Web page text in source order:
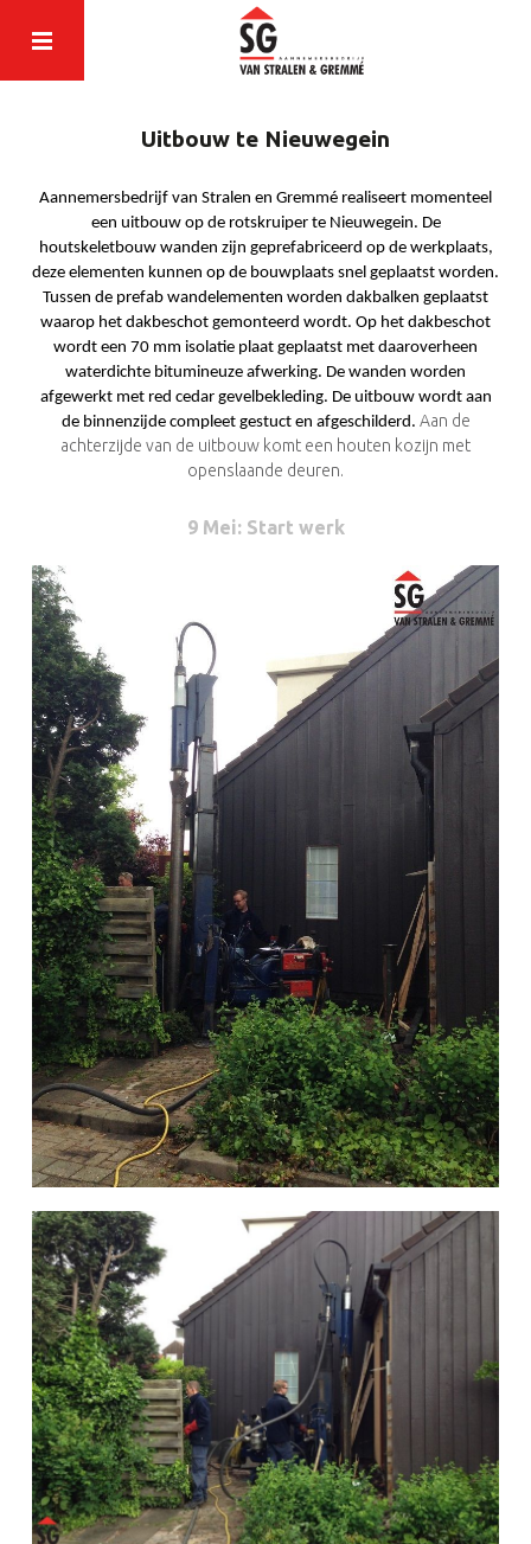
Uitbouw te Nieuwegein
Aannemersbedrijf van Stralen en Gremmé realiseert momenteel
een uitbouw op de rotskruiper te Nieuwegein. De
houtskeletbouw wanden zijn geprefabriceerd op de werkplaats,
deze elementen kunnen op de bouwplaats snel geplaatst worden.
Tussen de prefab wandelementen worden dakbalken geplaatst
waarop het dakbeschot gemonteerd wordt. Op het dakbeschot
wordt een 70 mm isolatie plaat geplaatst met daaroverheen
waterdichte bitumineuze afwerking. De wanden worden
afgewerkt met red cedar gevelbekleding. De uitbouw wordt aan
de binnenzijde compleet gestuct en afgeschilderd. Aan de
achterzijde van de uitbouw komt een houten kozijn met
openslaande deuren.
9 Mei: Start werk